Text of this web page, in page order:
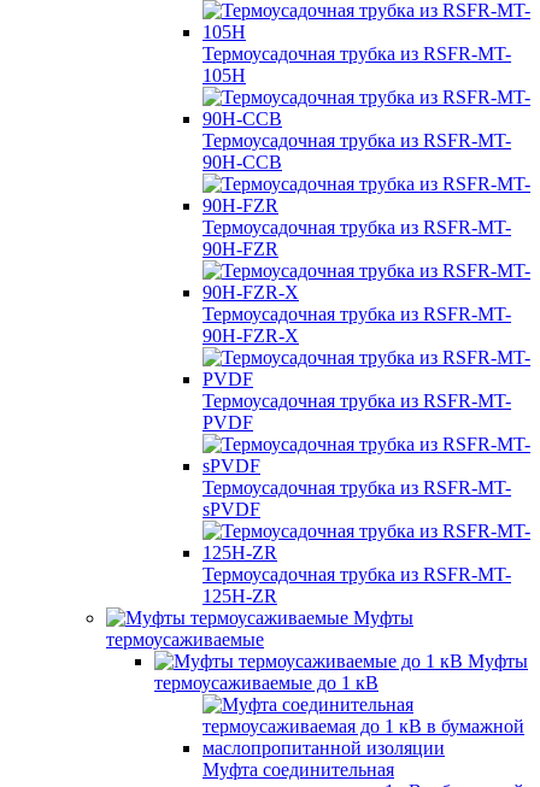
Термоусадочная трубка из RSFR-MT-
105H
Термоусадочная трубка из RSFR-MT-
90H-CCB
Термоусадочная трубка из RSFR-MT-
90H-FZR
Термоусадочная трубка из RSFR-MT-
90H-FZR-X
Термоусадочная трубка из RSFR-MT-
PVDF
Термоусадочная трубка из RSFR-MT-
sPVDF
Термоусадочная трубка из RSFR-MT-
125H-ZR
Муфты
термоусаживаемые
Муфты
термоусаживаемые до 1 кВ
Муфта соединительная